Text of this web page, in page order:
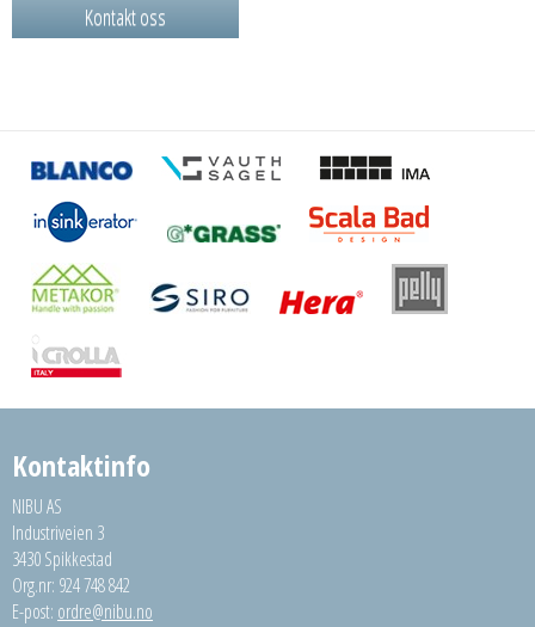
Kontakt oss
Kontaktinfo
NIBU AS
Industriveien 3
3430 Spikkestad
Org.nr: 924 748 842
E-post: ordre@nibu.no